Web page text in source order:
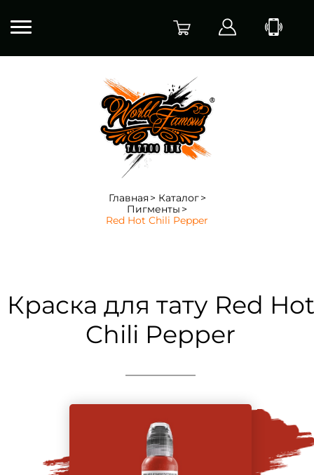
Главная
Каталог
Пигменты
Red Hot Chili Pepper
Краска для тату Red Hot
Chili Pepper